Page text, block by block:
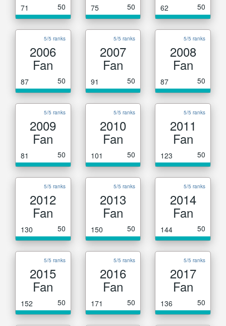
71 50 75 50 62 50
5/5 ranks
2006
Fan
87 50
5/5 ranks
2007
Fan
91 50
5/5 ranks
2008
Fan
87 50
5/5 ranks
2009
Fan
81 50
5/5 ranks
2010
Fan
101 50
5/5 ranks
2011
Fan
123 50
5/5 ranks
2012
Fan
130 50
5/5 ranks
2013
Fan
150 50
5/5 ranks
2014
Fan
144 50
5/5 ranks
2015
Fan
152 50
5/5 ranks
2016
Fan
171 50
5/5 ranks
2017
Fan
136 50